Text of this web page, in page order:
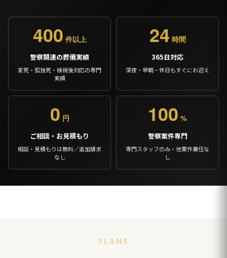
400 件以上
警察関連の葬儀実績
変死・孤独死・検視後対応の専門
実績
24 時間
365日対応
深夜・早朝・休日もすぐにお迎え
0 円
ご相談・お見積もり
相談・見積もりは無料／追加請求
なし
100 %
警察案件専門
専門スタッフのみ・他案件兼任な
し
PLANS